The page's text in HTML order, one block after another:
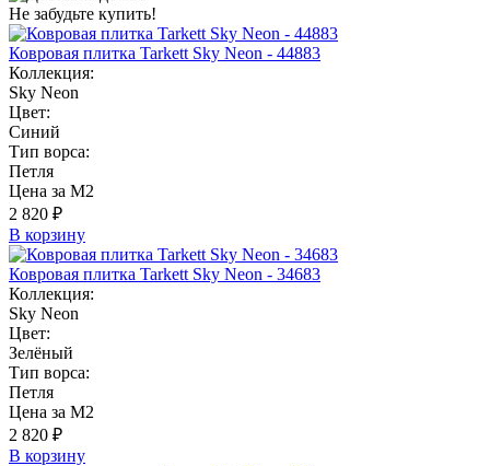
Не забудьте купить!
Ковровая плитка Tarkett Sky Neon - 44883
Коллекция:
Sky Neon
Цвет:
Синий
Тип ворса:
Петля
Цена за М2
2 820 ₽
В корзину
Ковровая плитка Tarkett Sky Neon - 34683
Коллекция:
Sky Neon
Цвет:
Зелёный
Тип ворса:
Петля
Цена за М2
2 820 ₽
В корзину